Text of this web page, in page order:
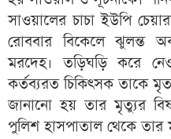
সাওয়ালের চাচা ইউপি
রোববার বিকেলে ঝুলন্ত
মরদেহ। তড়িঘড়ি করে
কর্তব্যরত চিকিৎসক তাকে
জানানো হয় তার মৃত্যুর
পুলিশ হাসপাতাল থেকে তার